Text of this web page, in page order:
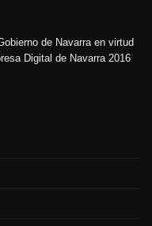
de Navarra en virtud
Digital de Navarra 2016